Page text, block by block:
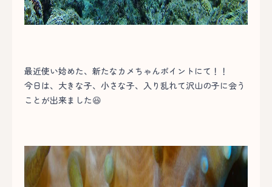
最近使い始めた、新たなカメちゃんポイントにて！！
今日は、大きな子、小さな子、入り乱れて沢山の子に会う
ことが出来ました😆